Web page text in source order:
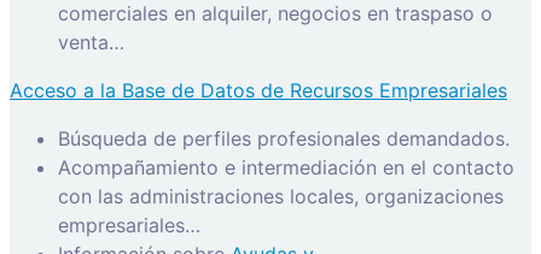
comerciales en alquiler, negocios en traspaso o
venta…
Acceso a la Base de Datos de Recursos Empresariales
Búsqueda de perfiles profesionales demandados.
Acompañamiento e intermediación en el contacto
con las administraciones locales, organizaciones
empresariales…